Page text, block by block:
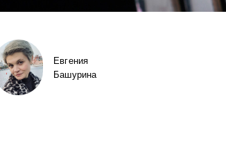
Евгения
Башурина